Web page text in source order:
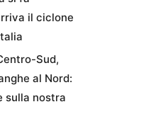
il ciclone
Sud,
al Nord:
sulla nostra